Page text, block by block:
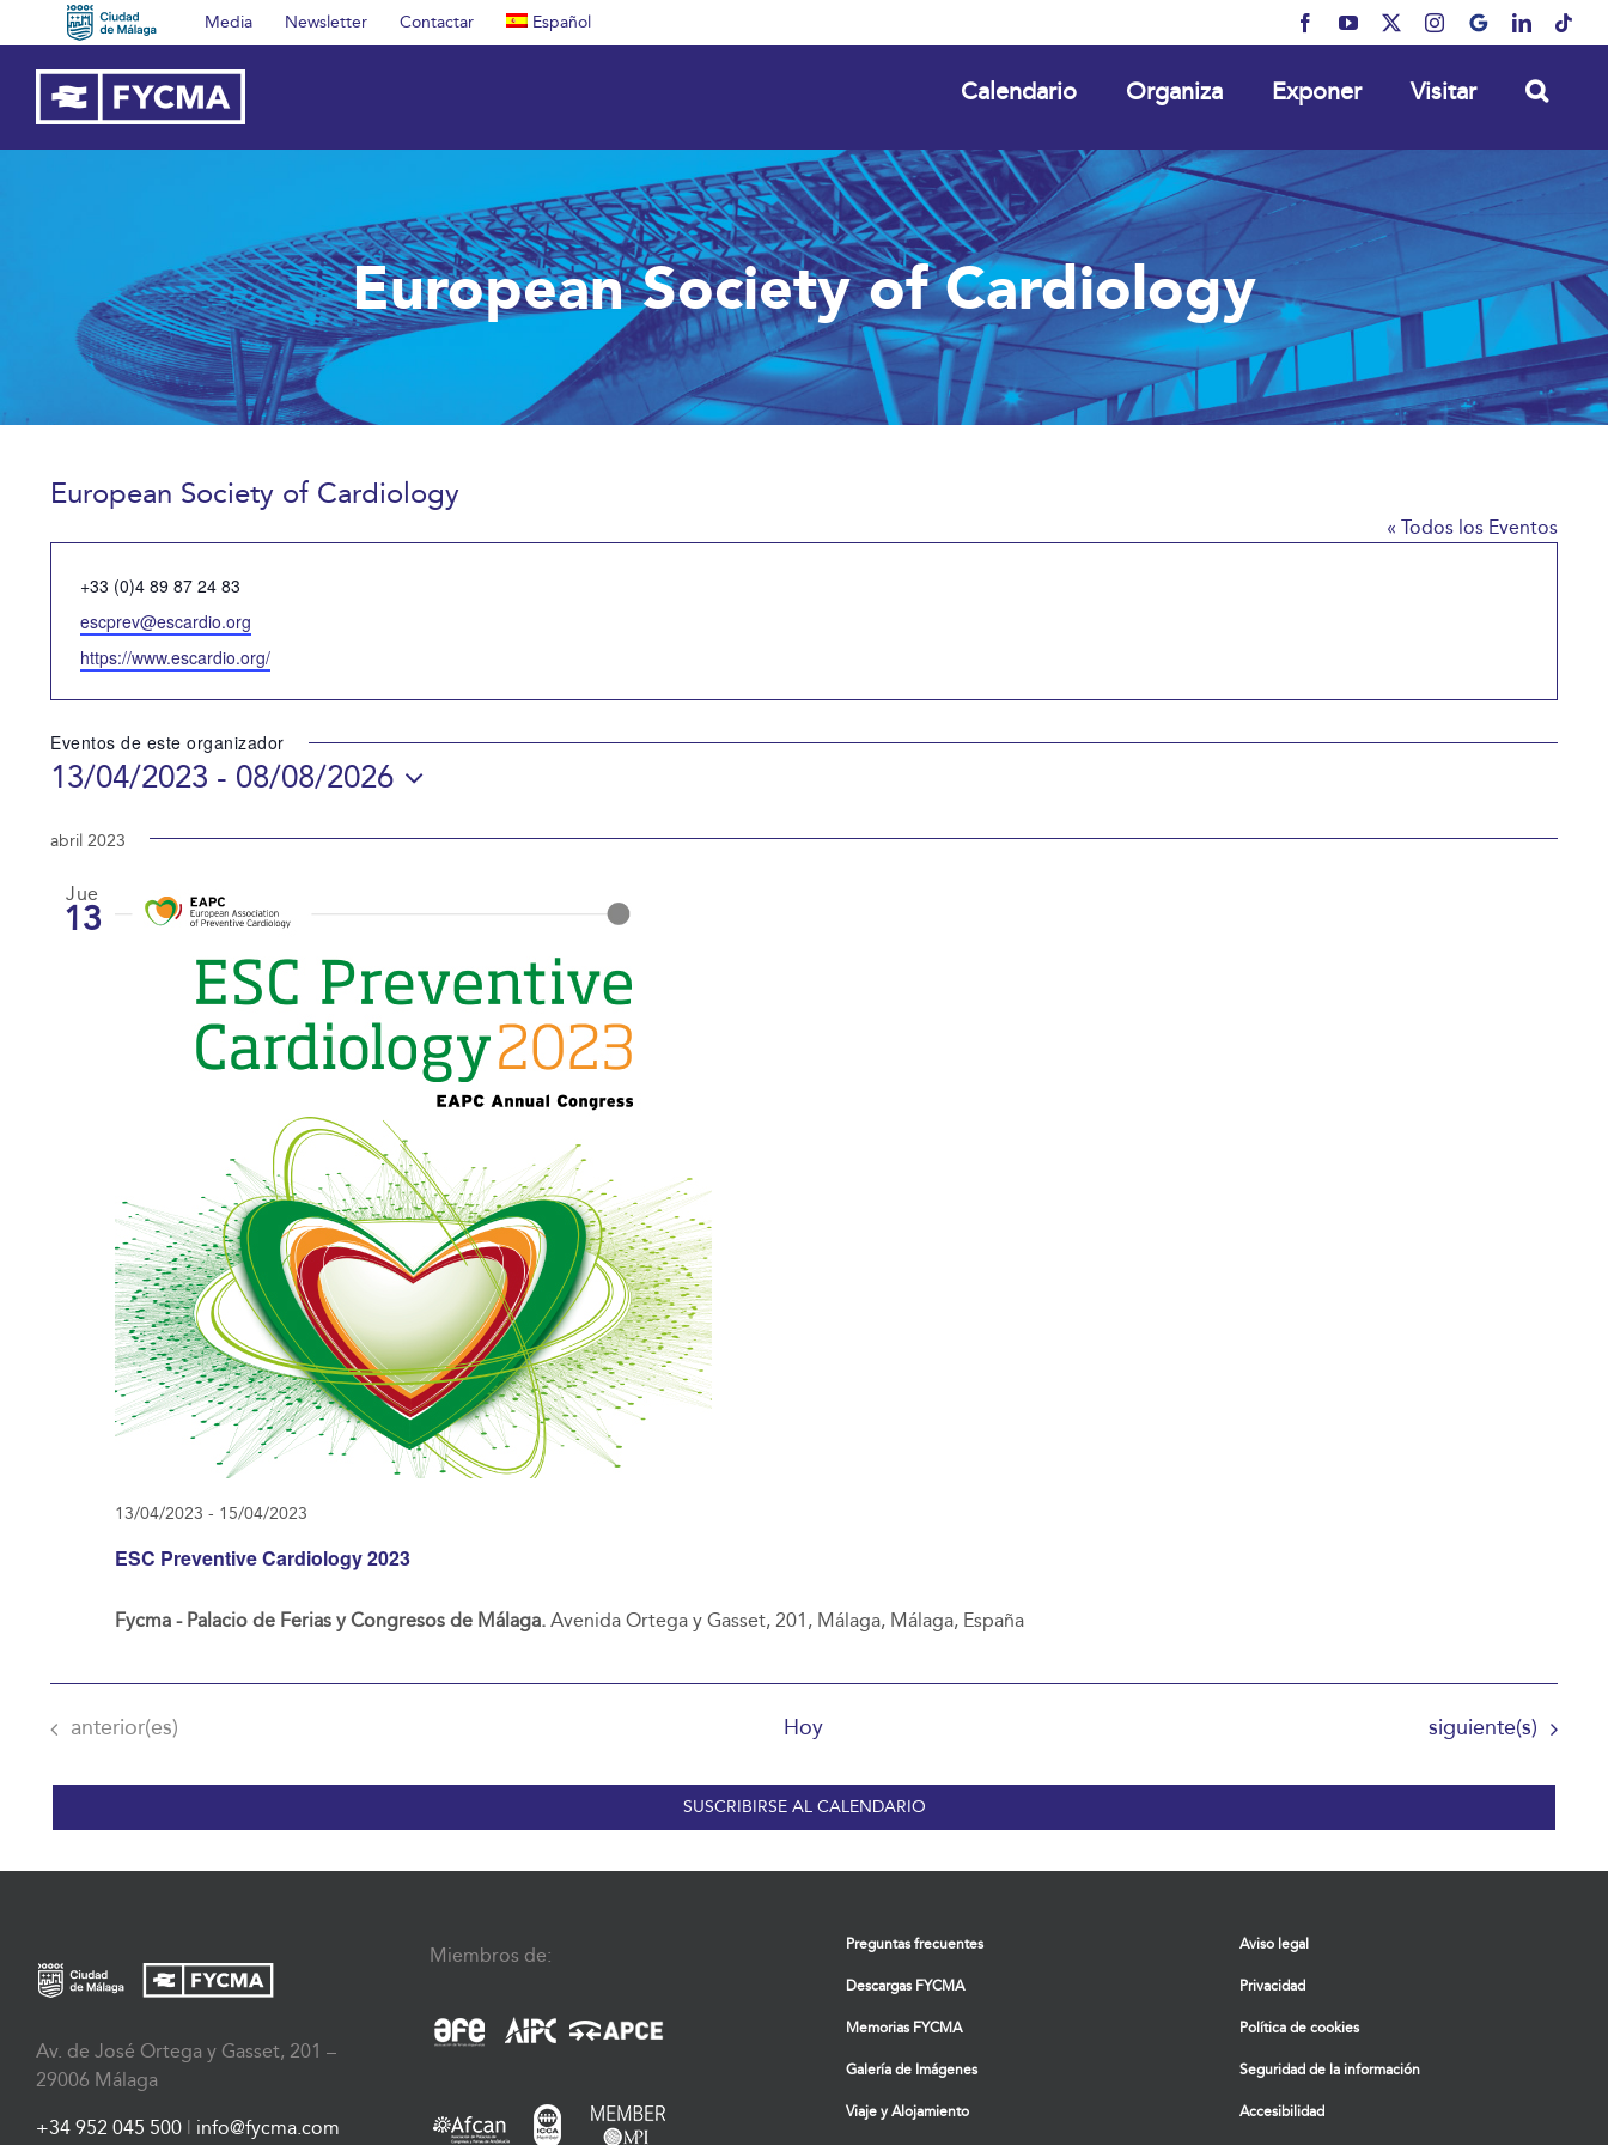
al
contenido
Media Newsletter Contactar Español FacebookYouTube Instagram
MyBusinessLinkedIn
Calendario Organiza Exponer Visitar
European Society of Cardiology
European Society of Cardiology
« Todos los Eventos
Teléfono
+33 (0)4 89 87 24 83
Email
escprev@escardio.org
Website
https://www.escardio.org/
Eventos de este organizador
13/04/2023 - 08/08/2026
la
abril 2023
Jue
13
ESC Preventive Cardiology 2023
13/04/2023 - 15/04/2023
Fycma - Palacio de Ferias y Congresos de Málaga. Avenida Ortega y Gasset, 201, Málaga, Málaga, España
Eventos
anterior(es) Hoy Eventos
siguiente(s)
SUSCRIBIRSE AL CALENDARIO
Av. de José Ortega y Gasset, 201 –
29006 Málaga
+34 952 045 500 info@fycma.com
Miembros de: Preguntas frecuentes
Descargas FYCMA
Memorias FYCMA
Galería de Imágenes
Viaje y Alojamiento
Aviso legal
Privacidad
Política de cookies
Seguridad de la información
Accesibilidad